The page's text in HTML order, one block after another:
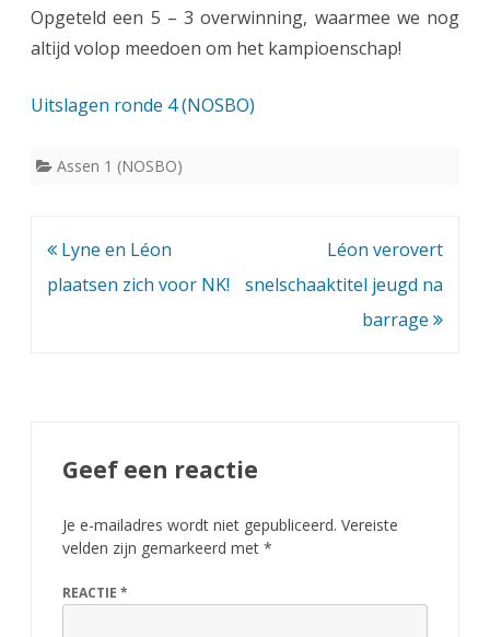
Opgeteld een 5 – 3 overwinning, waarmee we nog
altijd volop meedoen om het kampioenschap!
Uitslagen ronde 4 (NOSBO)
Assen 1 (NOSBO)
Bericht
navigatie
Lyne en Léon
plaatsen zich voor NK!
Léon verovert
snelschaaktitel jeugd na
barrage
Geef een reactie
Je e-mailadres wordt niet gepubliceerd. Vereiste
velden zijn gemarkeerd met *
REACTIE *